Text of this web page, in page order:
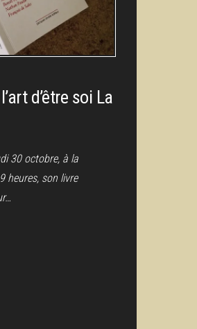
d’être soi La
30 octobre, à la
heures, son livre